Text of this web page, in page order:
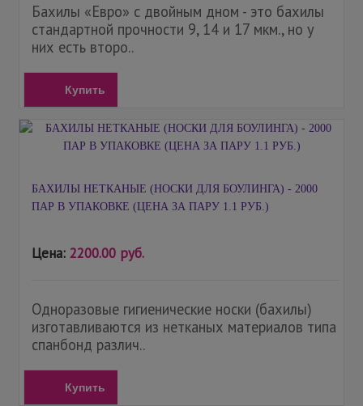
Бахилы «Евро» с двойным дном - это бахилы
стандартной прочности 9, 14 и 17 мкм., но у
них есть второ..
Купить
БАХИЛЫ НЕТКАНЫЕ (НОСКИ ДЛЯ БОУЛИНГА) - 2000
ПАР В УПАКОВКЕ (ЦЕНА ЗА ПАРУ 1.1 РУБ.)
Цена: 2200.00 руб.
Одноразовые гигиенические носки (бахилы)
изготавливаются из нетканых материалов типа
спанбонд различ..
Купить